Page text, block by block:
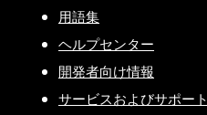
用語集
ヘルプセンター
開発者向け情報
サービスおよびサポート